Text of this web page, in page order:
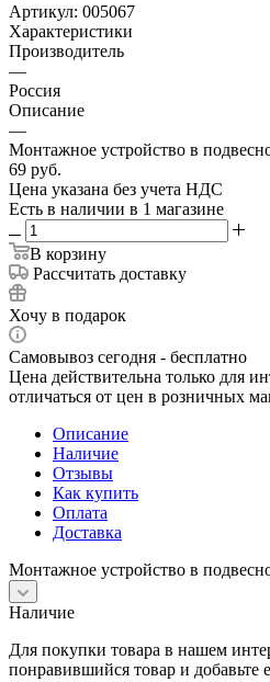
Артикул: 005067
Характеристики
Производитель
—
Россия
Описание
—
Монтажное устройство в
69 руб.
Цена указана без учета НДС
Есть в наличии в 1 магазине
В корзину
Рассчитать доставку
Хочу в подарок
Самовывоз сегодня - бесплатно
Цена действительна только для
отличаться от цен в розничных
Описание
Наличие
Отзывы
Как купить
Оплата
Доставка
Монтажное устройство в
Наличие
Для покупки товара в нашем
понравившийся товар и добавьте